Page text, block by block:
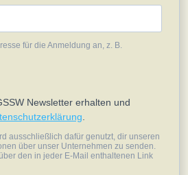
für die Anmeldung an, z. B.
Newsletter erhalten und
ausschließlich dafür genutzt, dir unseren
über unser Unternehmen zu senden.
den in jeder E-Mail enthaltenen Link